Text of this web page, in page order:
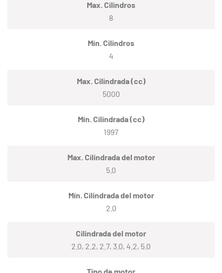
Max. Cilindros
8
Mín. Cilindros
4
Max. Cilindrada (cc)
5000
Mín. Cilindrada (cc)
1997
Max. Cilindrada del motor
5.0
Mín. Cilindrada del motor
2.0
Cilindrada del motor
2.0, 2.2, 2.7, 3.0, 4.2, 5.0
Tipo de motor